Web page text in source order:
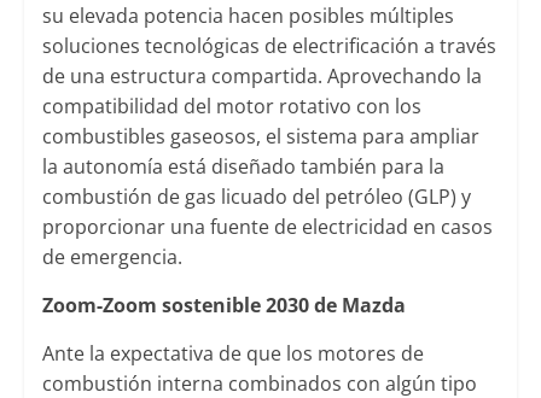
su elevada potencia hacen posibles múltiples
soluciones tecnológicas de electrificación a través
de una estructura compartida. Aprovechando la
compatibilidad del motor rotativo con los
combustibles gaseosos, el sistema para ampliar
la autonomía está diseñado también para la
combustión de gas licuado del petróleo (GLP) y
proporcionar una fuente de electricidad en casos
de emergencia.
Zoom-Zoom sostenible 2030 de Mazda
Ante la expectativa de que los motores de
combustión interna combinados con algún tipo